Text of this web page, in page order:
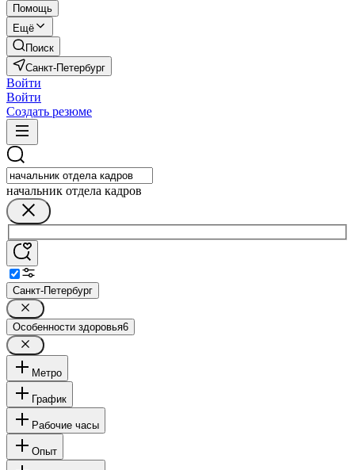
Помощь
Ещё
Поиск
Санкт-Петербург
Войти
Войти
Создать резюме
начальник отдела кадров
Санкт-Петербург
Особенности здоровья6
Метро
График
Рабочие часы
Опыт